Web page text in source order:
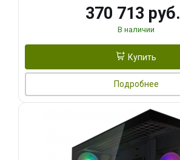
370 713 руб.
В наличии
Купить
Подробнее